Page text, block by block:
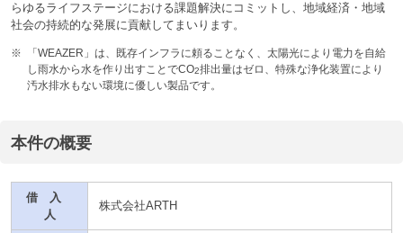
らゆるライフステージにおける課題解決にコミットし、地域経済・地域
社会の持続的な発展に貢献してまいります。
※
「WEAZER」は、既存インフラに頼ることなく、太陽光により電力を自給
し雨水から水を作り出すことでCO2排出量はゼロ、特殊な浄化装置により
汚水排水もない環境に優しい製品です。
本件の概要
借 入
人
株式会社ARTH